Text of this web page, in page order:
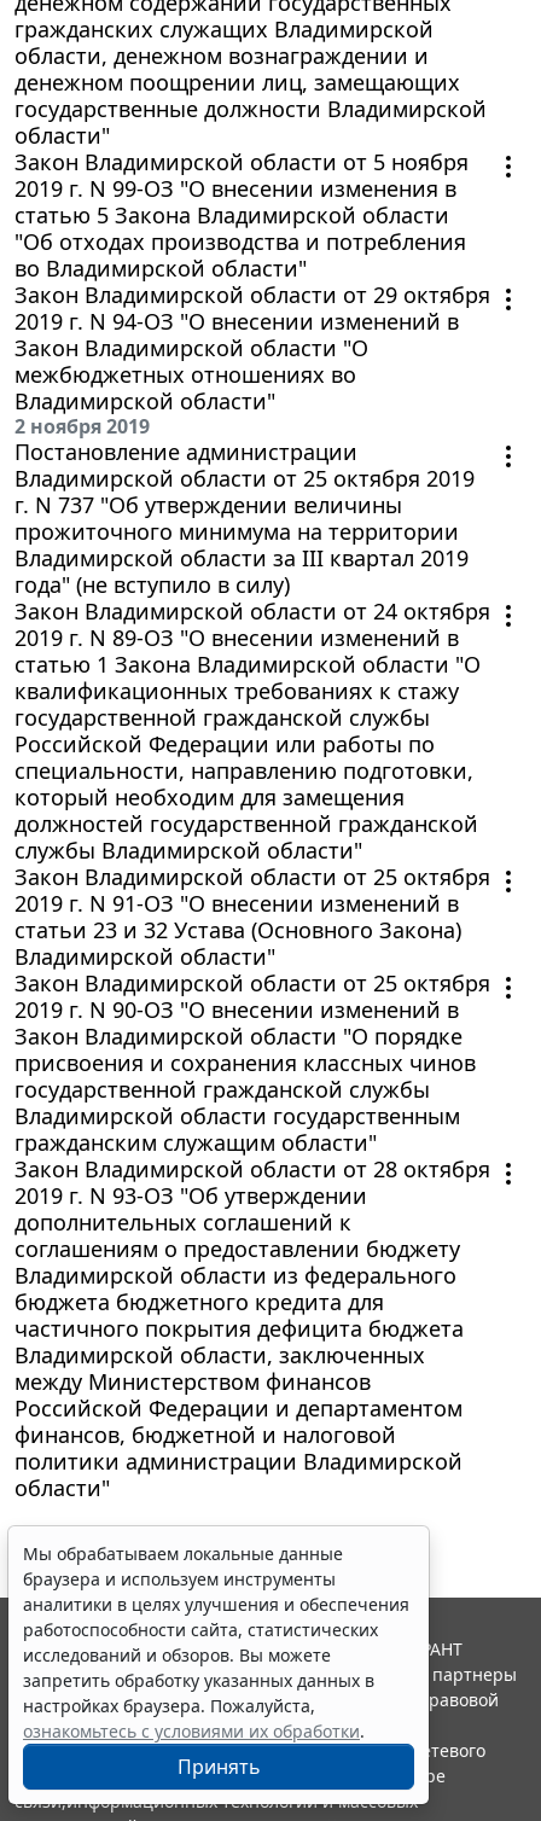
гражданских служащих Владимирской
области, денежном вознаграждении и
денежном поощрении лиц, замещающих
государственные должности Владимирской
области"
Закон Владимирской области от 5 ноября
2019 г. N 99-ОЗ "О внесении изменения в
статью 5 Закона Владимирской области
"Об отходах производства и потребления
во Владимирской области"
Закон Владимирской области от 29 октября
2019 г. N 94-ОЗ "О внесении изменений в
Закон Владимирской области "О
межбюджетных отношениях во
Владимирской области"
2 ноября 2019
Постановление администрации
Владимирской области от 25 октября 2019
г. N 737 "Об утверждении величины
прожиточного минимума на территории
Владимирской области за III квартал 2019
года" (не вступило в силу)
Закон Владимирской области от 24 октября
2019 г. N 89-ОЗ "О внесении изменений в
статью 1 Закона Владимирской области "О
квалификационных требованиях к стажу
государственной гражданской службы
Российской Федерации или работы по
специальности, направлению подготовки,
который необходим для замещения
должностей государственной гражданской
службы Владимирской области"
Закон Владимирской области от 25 октября
2019 г. N 91-ОЗ "О внесении изменений в
статьи 23 и 32 Устава (Основного Закона)
Владимирской области"
Закон Владимирской области от 25 октября
2019 г. N 90-ОЗ "О внесении изменений в
Закон Владимирской области "О порядке
присвоения и сохранения классных чинов
государственной гражданской службы
Владимирской области государственным
гражданским служащим области"
Закон Владимирской области от 28 октября
2019 г. N 93-ОЗ "Об утверждении
дополнительных соглашений к
соглашениям о предоставлении бюджету
Владимирской области из федерального
бюджета бюджетного кредита для
частичного покрытия дефицита бюджета
Владимирской области, заключенных
между Министерством финансов
Российской Федерации и департаментом
финансов, бюджетной и налоговой
политики администрации Владимирской
области"
Мы обрабатываем локальные данные
браузера и используем инструменты
аналитики в целях улучшения и обеспечения
работоспособности сайта, статистических
исследований и обзоров. Вы можете
запретить обработку указанных данных в
настройках браузера. Пожалуйста,
ознакомьтесь с условиями их обработки.
Принять
© ООО "НПП "ГАРАНТ-СЕРВИС", 2026. Система ГАРАНТ
выпускается с 1990 года. Компания "Гарант" и ее партнеры
являются участниками Российской ассоциации правовой
информации ГАРАНТ.
Портал ГАРАНТ.РУ зарегистрирован в качестве сетевого
издания Федеральной службой по надзору в сфере
связи,информационных технологий и массовых